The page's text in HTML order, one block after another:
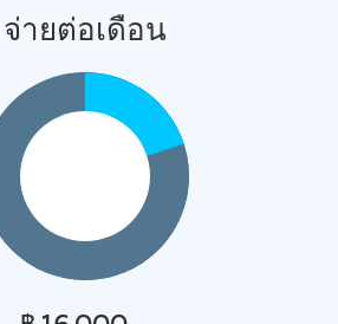
จ่ายต่อเดือน